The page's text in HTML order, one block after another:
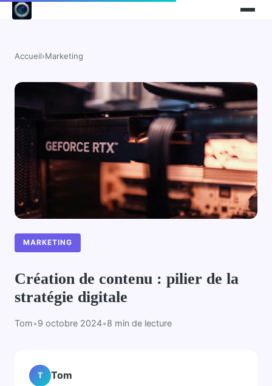
Accueil›Marketing
MARKETING
Création de contenu : pilier de la
stratégie digitale
Tom•9 octobre 2024•8 min de lecture
T Tom